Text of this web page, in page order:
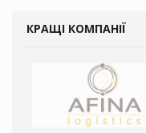
КРАЩІ КОМПАНІЇ